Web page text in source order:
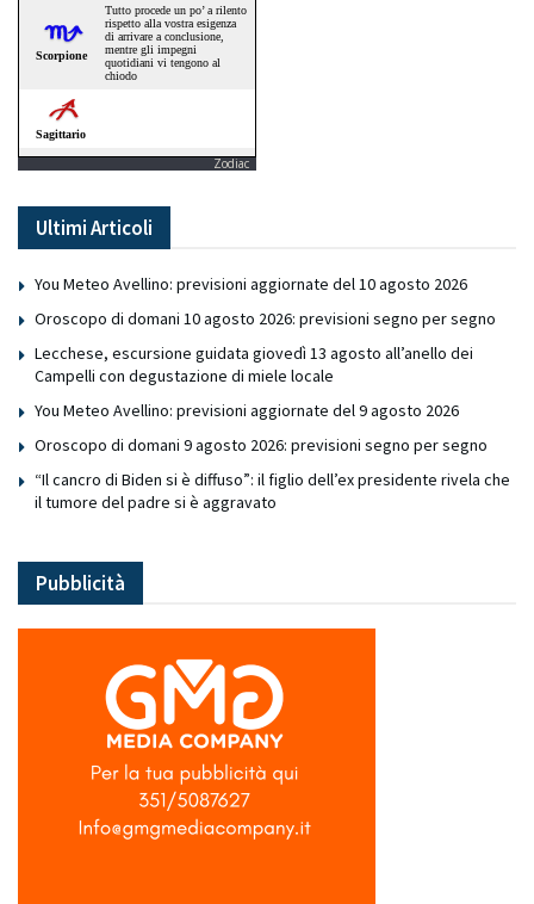
Zodiac
Ultimi Articoli
You Meteo Avellino: previsioni aggiornate del 10 agosto 2026
Oroscopo di domani 10 agosto 2026: previsioni segno per segno
Lecchese, escursione guidata giovedì 13 agosto all’anello dei
Campelli con degustazione di miele locale
You Meteo Avellino: previsioni aggiornate del 9 agosto 2026
Oroscopo di domani 9 agosto 2026: previsioni segno per segno
“Il cancro di Biden si è diffuso”: il figlio dell’ex presidente rivela che
il tumore del padre si è aggravato
Pubblicità